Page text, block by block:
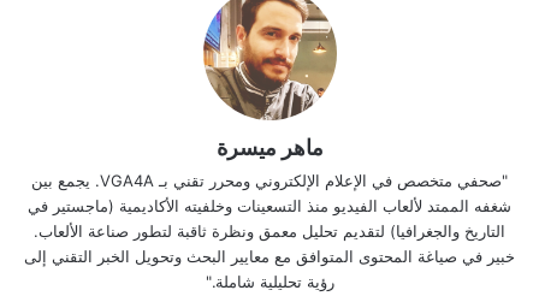
ماهر ميسرة
"صحفي متخصص في الإعلام الإلكتروني ومحرر تقني بـ VGA4A. يجمع بين
شغفه الممتد لألعاب الفيديو منذ التسعينات وخلفيته الأكاديمية (ماجستير في
التاريخ والجغرافيا) لتقديم تحليل معمق ونظرة ثاقبة لتطور صناعة الألعاب.
خبير في صياغة المحتوى المتوافق مع معايير البحث وتحويل الخبر التقني إلى
رؤية تحليلية شاملة."